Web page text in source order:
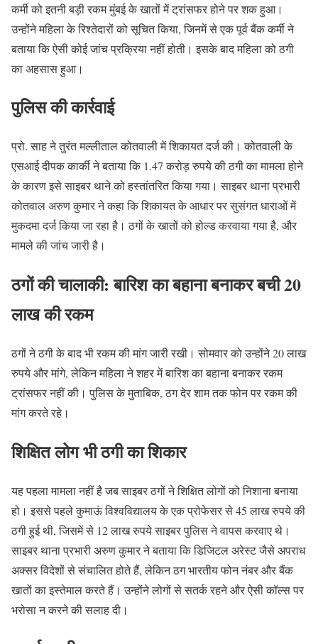
कर्मी को इतनी बड़ी रकम मुंबई के खातों में ट्रांसफर होने पर शक हुआ।
उन्होंने महिला के रिश्तेदारों को सूचित किया, जिनमें से एक पूर्व बैंक कर्मी ने
बताया कि ऐसी कोई जांच प्रक्रिया नहीं होती। इसके बाद महिला को ठगी
का अहसास हुआ।
पुलिस की कार्रवाई
प्रो. साह ने तुरंत मल्लीताल कोतवाली में शिकायत दर्ज की। कोतवाली के
एसआई दीपक कार्की ने बताया कि 1.47 करोड़ रुपये की ठगी का मामला होने
के कारण इसे साइबर थाने को हस्तांतरित किया गया। साइबर थाना प्रभारी
कोतवाल अरुण कुमार ने कहा कि शिकायत के आधार पर सुसंगत धाराओं में
मुकदमा दर्ज किया जा रहा है। ठगों के खातों को होल्ड करवाया गया है, और
मामले की जांच जारी है।
ठगों की चालाकी: बारिश का बहाना बनाकर बची 20
लाख की रकम
ठगों ने ठगी के बाद भी रकम की मांग जारी रखी। सोमवार को उन्होंने 20 लाख
रुपये और मांगे, लेकिन महिला ने शहर में बारिश का बहाना बनाकर रकम
ट्रांसफर नहीं की। पुलिस के मुताबिक, ठग देर शाम तक फोन पर रकम की
मांग करते रहे।
शिक्षित लोग भी ठगी का शिकार
यह पहला मामला नहीं है जब साइबर ठगों ने शिक्षित लोगों को निशाना बनाया
हो। इससे पहले कुमाऊं विश्वविद्यालय के एक प्रोफेसर से 45 लाख रुपये की
ठगी हुई थी, जिसमें से 12 लाख रुपये साइबर पुलिस ने वापस करवाए थे।
साइबर थाना प्रभारी अरुण कुमार ने बताया कि डिजिटल अरेस्ट जैसे अपराध
अक्सर विदेशों से संचालित होते हैं, लेकिन ठग भारतीय फोन नंबर और बैंक
खातों का इस्तेमाल करते हैं। उन्होंने लोगों से सतर्क रहने और ऐसी कॉल्स पर
भरोसा न करने की सलाह दी।